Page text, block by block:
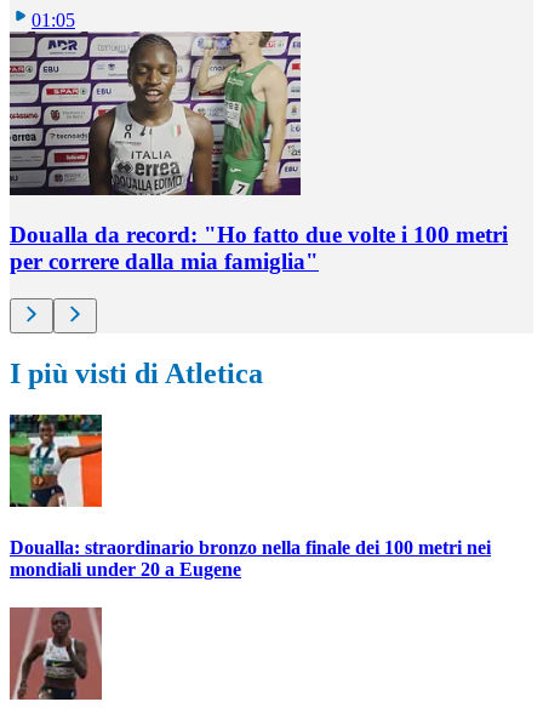
01:05
Doualla da record: "Ho fatto due volte i 100 metri
per correre dalla mia famiglia"
I più visti di Atletica
Doualla: straordinario bronzo nella finale dei 100 metri nei
mondiali under 20 a Eugene